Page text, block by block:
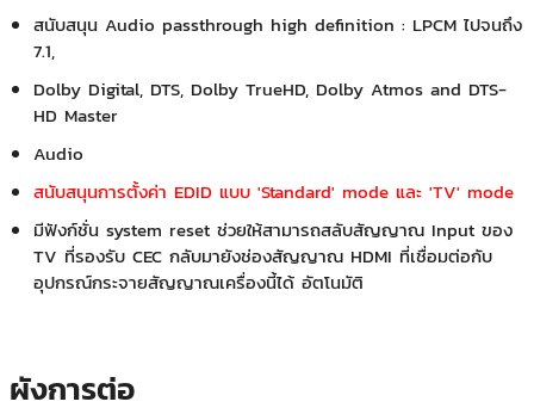
สนับสนุน Audio passthrough high definition : LPCM ไปจนถึง
7.1,
Dolby Digital, DTS, Dolby TrueHD, Dolby Atmos and DTS-
HD Master
Audio
สนับสนุนการตั้งค่า EDID แบบ 'Standard' mode และ 'TV' mode
มีฟังก์ชั่น system reset ช่วยให้สามารถสลับสัญญาณ Input ของ
TV ที่รองรับ CEC กลับมายังช่องสัญญาณ HDMI ที่เชื่อมต่อกับ
อุปกรณ์กระจายสัญญาณเครื่องนี้ได้ อัตโนมัติ
ผังการต่อ